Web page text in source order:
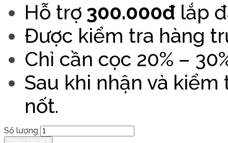
Hỗ trợ 300.000đ lắp
Được kiểm tra hàng
Chỉ cần cọc 20% –
Sau khi nhận và
nốt.
Số lượng